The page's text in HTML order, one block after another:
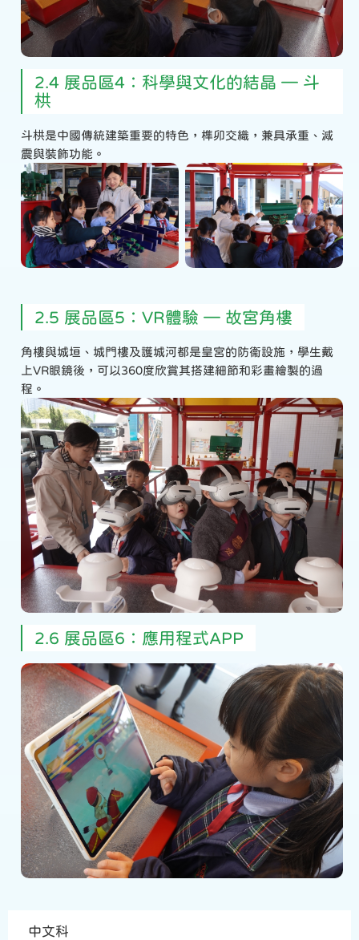
2.4 展品區4：科學與文化的結晶 — 斗
栱
斗栱是中國傳統建築重要的特色，榫卯交織，兼具承重、減
震與裝飾功能。
2.5 展品區5：VR體驗 — 故宮角樓
角樓與城垣、城門樓及護城河都是皇宮的防衞設施，學生戴
上VR眼鏡後，可以360度欣賞其搭建細節和彩畫繪製的過
程。
2.6 展品區6：應用程式APP
中文科